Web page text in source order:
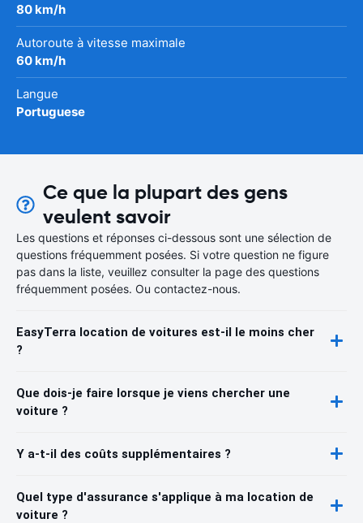
80 km/h
Autoroute à vitesse maximale
60 km/h
Langue
Portuguese
Ce que la plupart des gens
veulent savoir
Les questions et réponses ci-dessous sont une sélection de
questions fréquemment posées. Si votre question ne figure
pas dans la liste, veuillez consulter la page des questions
fréquemment posées. Ou contactez-nous.
EasyTerra location de voitures est-il le moins cher
?
Que dois-je faire lorsque je viens chercher une
voiture ?
Y a-t-il des coûts supplémentaires ?
Quel type d'assurance s'applique à ma location de
voiture ?